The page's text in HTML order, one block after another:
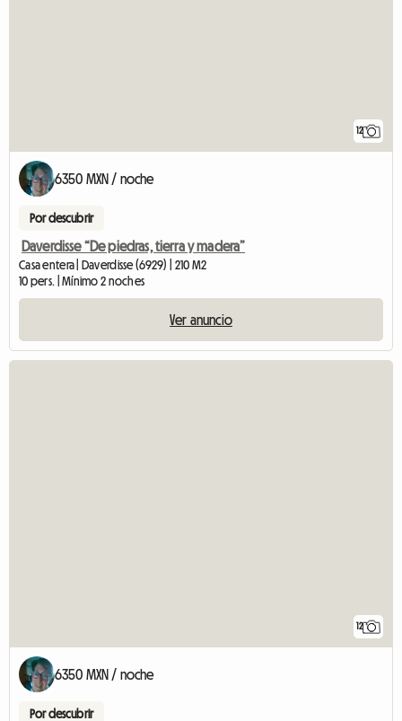
12
6350 MXN / noche
Por descubrir
Daverdisse “De piedras, tierra y madera”
Casa entera | Daverdisse (6929) | 210 M2
10 pers. | Mínimo 2 noches
Ver anuncio
12
6350 MXN / noche
Por descubrir